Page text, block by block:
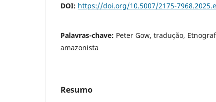
DOI: https://doi.org/10.5007/2175-
Palavras-chave: Peter Gow, tradução,
amazonista
Resumo